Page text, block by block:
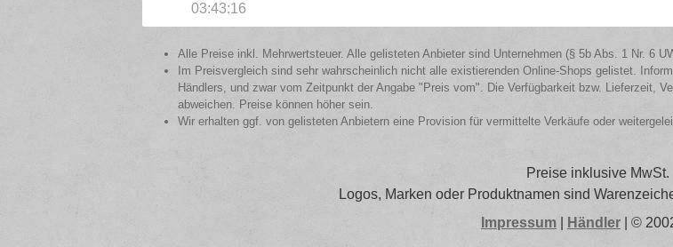
03:43:16
Alle Preise inkl. Mehrwertsteuer. Alle gelisteten Anbieter sind Unternehmen (§ 5b Abs. 1 Nr. 6
Im Preisvergleich sind sehr wahrscheinlich nicht alle existierenden Online-Shops gelistet.
Händlers, und zwar vom Zeitpunkt der Angabe "Preis vom". Die Verfügbarkeit bzw. Lieferzeit,
abweichen. Preise können höher sein.
Wir erhalten ggf. von gelisteten Anbietern eine Provision für vermittelte Verkäufe oder
Preise inklusive MwSt.
Logos, Marken oder Produktnamen sind
Impressum
Händler | ©